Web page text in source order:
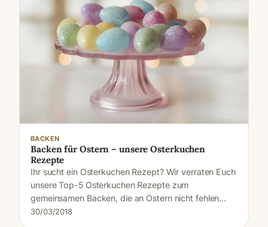
BACKEN
Backen für Ostern – unsere Osterkuchen
Rezepte
Ihr sucht ein Osterkuchen Rezept? Wir verraten Euch
unsere Top-5 Osterkuchen Rezepte zum
gemeinsamen Backen, die an Ostern nicht fehlen…
30/03/2018